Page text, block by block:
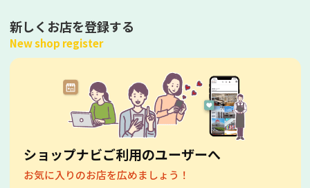
新しくお店を登録する
New shop register
ショップナビご利用のユーザーへ
お気に入りのお店を広めましょう！